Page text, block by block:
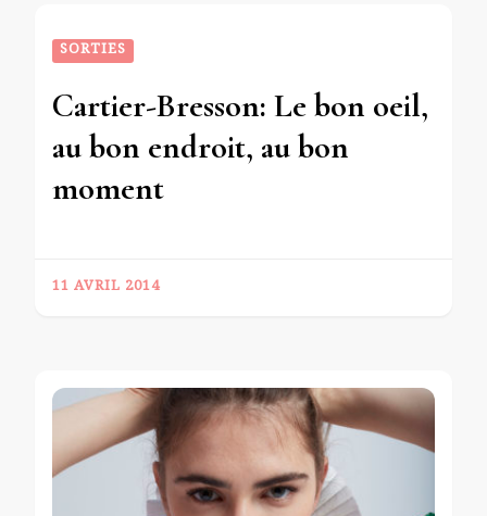
SORTIES
Cartier-Bresson: Le bon oeil,
au bon endroit, au bon
moment
11 AVRIL 2014